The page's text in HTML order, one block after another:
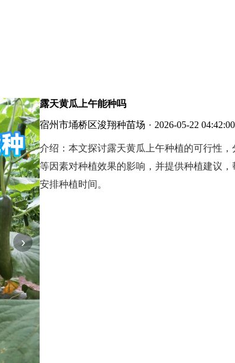
›
露天黄瓜上午能种吗
宿州市埇桥区浚翔种苗场 · 2026-05-22 04:42:00
介绍： 本文探讨露天黄瓜上午种植的可行性，
等因素对种植效果的影响，并提供种植建议，
安排种植时间。